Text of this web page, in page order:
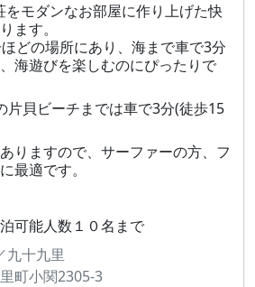
をモダンなお部屋に作り上げた快
ます。
どの場所にあり、海まで車で3分
海遊びを楽しむのにぴったりで
片貝ビーチまでは車で3分(徒歩15
りますので、サーファーの方、フ
最適です。
可能人数１０名まで
九十九里
町小関2305-3